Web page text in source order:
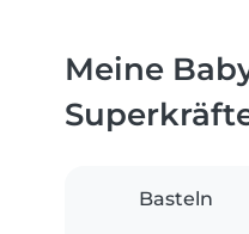
Meine
Basteln